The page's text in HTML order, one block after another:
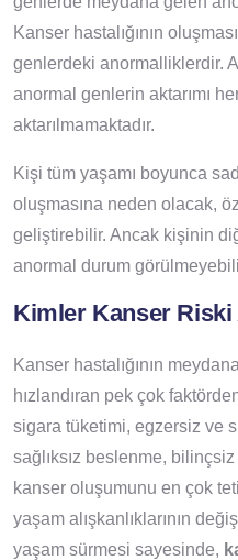
Kanser hastalığının
genlerdeki anormalliklerdir.
anormal genlerin aktarımı
aktarılmamaktadır.
Kişi tüm yaşamı boyunca
oluşmasına neden olacak,
geliştirebilir. Ancak kişinin
anormal durum
Kimler Kanser Riski
Kanser hastalığının
hızlandıran pek çok
sigara tüketimi, egzersiz ve
sağlıksız beslenme,
kanser oluşumunu en çok
yaşam alışkanlıklarının
yaşam sürmesi sayesinde,